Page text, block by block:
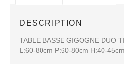
DESCRIPTION
TABLE BASSE GIGOGNE DUO
L:60-80cm P:60-80cm H:40-45cm